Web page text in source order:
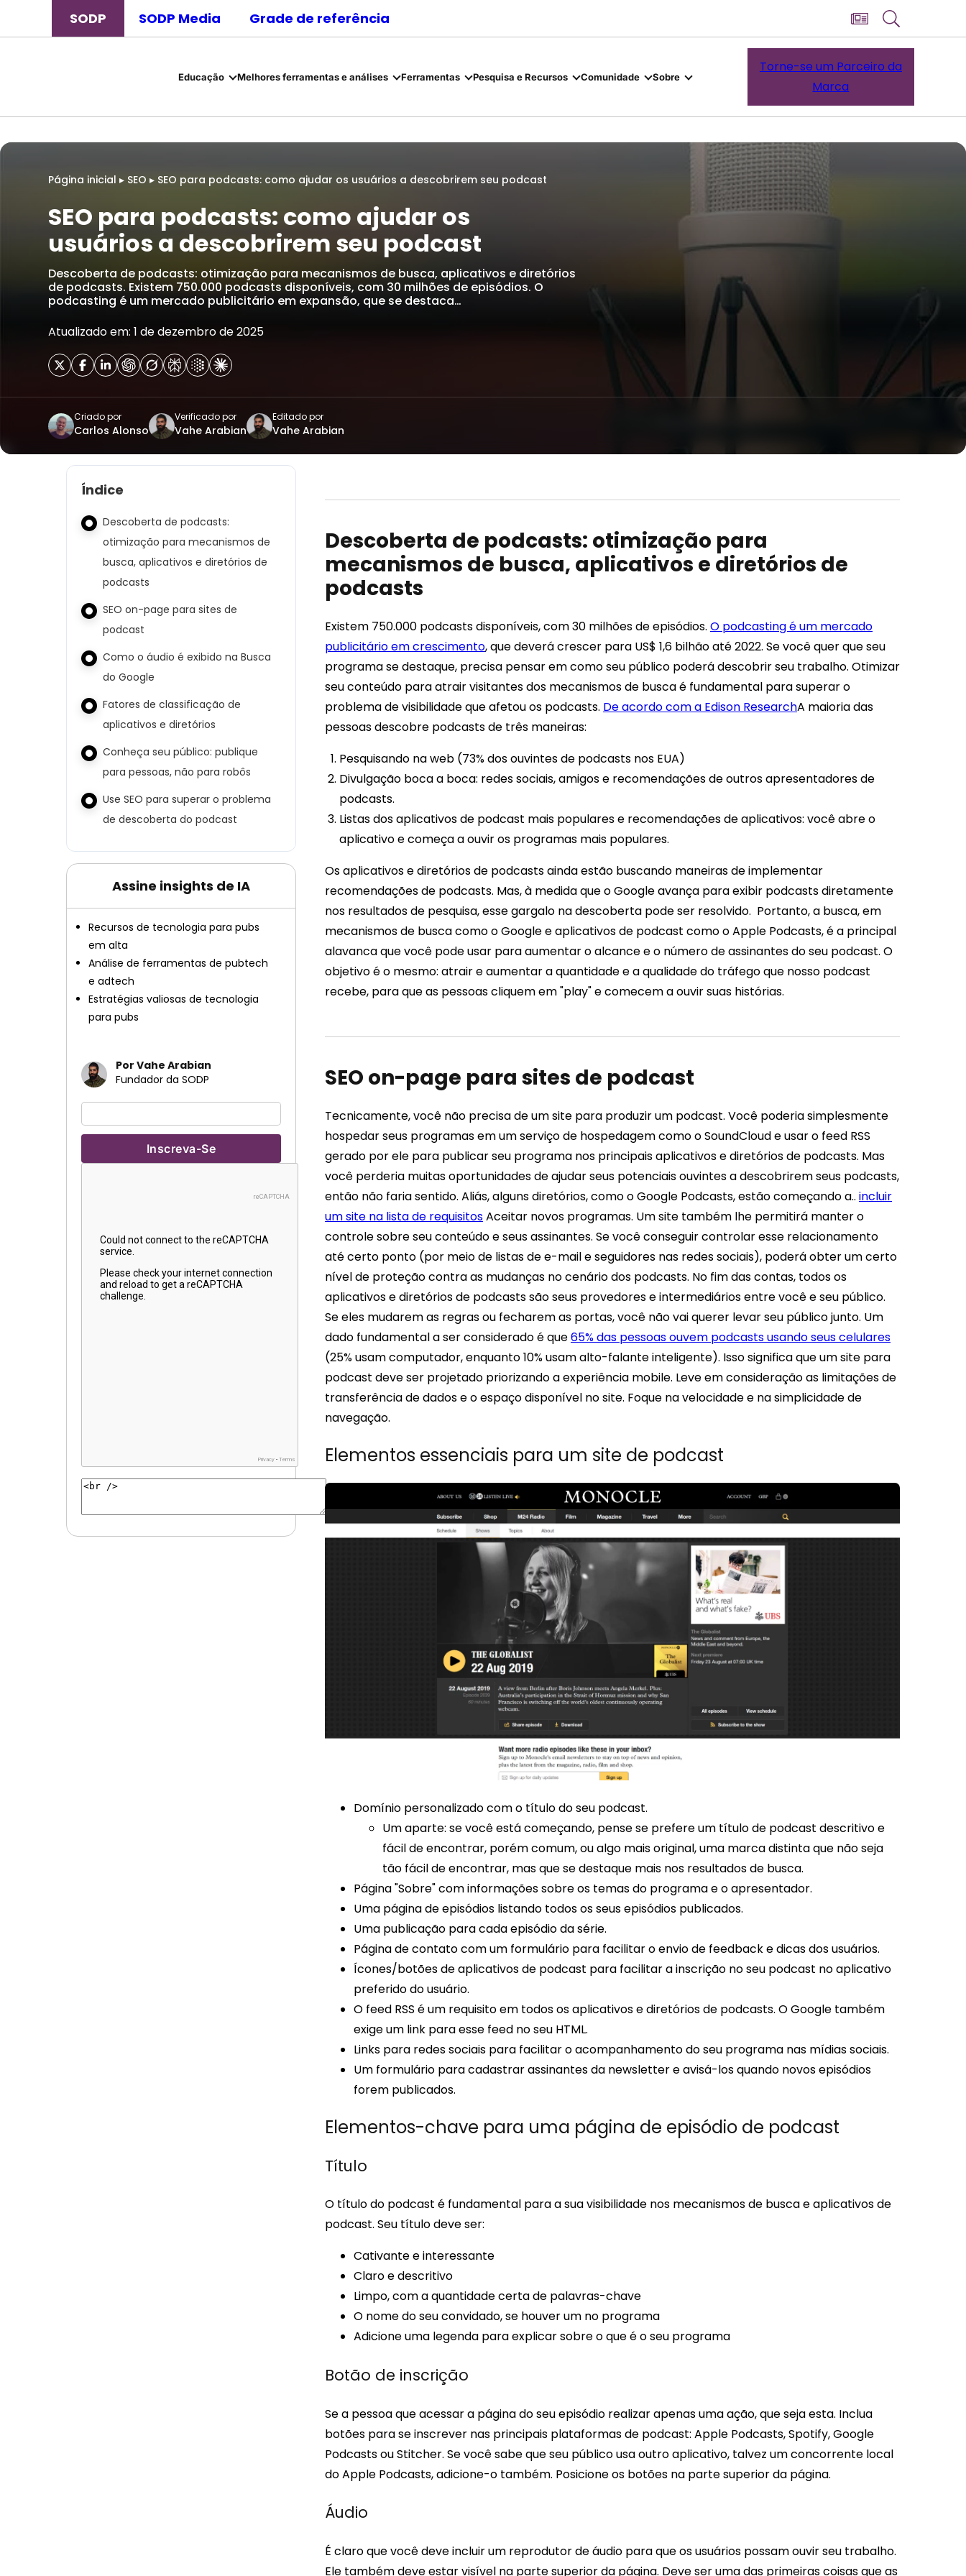
SODP SODP Media Grade de referência
Educação Melhores ferramentas e análises Ferramentas Pesquisa e Recursos Comunidade Sobre
Torne-se um Parceiro da
Marca
Página inicial ▸ SEO ▸ SEO para podcasts: como ajudar os usuários a descobrirem seu podcast
SEO para podcasts: como ajudar os
usuários a descobrirem seu podcast
Descoberta de podcasts: otimização para mecanismos de busca, aplicativos e diretórios
de podcasts. Existem 750.000 podcasts disponíveis, com 30 milhões de episódios. O
podcasting é um mercado publicitário em expansão, que se destaca…
Atualizado em: 1 de dezembro de 2025
Criado por
Carlos Alonso
Verificado por
Vahe Arabian
Editado por
Vahe Arabian
Índice
Descoberta de podcasts:
otimização para mecanismos de
busca, aplicativos e diretórios de
podcasts
SEO on-page para sites de
podcast
Como o áudio é exibido na Busca
do Google
Fatores de classificação de
aplicativos e diretórios
Conheça seu público: publique
para pessoas, não para robôs
Use SEO para superar o problema
de descoberta do podcast
Assine insights de IA
Recursos de tecnologia para pubs
em alta
Análise de ferramentas de pubtech
e adtech
Estratégias valiosas de tecnologia
para pubs
Por Vahe Arabian
Fundador da SODP
Descoberta de podcasts: otimização para
mecanismos de busca, aplicativos e diretórios de
podcasts
Existem 750.000 podcasts disponíveis, com 30 milhões de episódios. O podcasting é um mercado
publicitário em crescimento, que deverá crescer para US$ 1,6 bilhão até 2022. Se você quer que seu
programa se destaque, precisa pensar em como seu público poderá descobrir seu trabalho. Otimizar
seu conteúdo para atrair visitantes dos mecanismos de busca é fundamental para superar o
problema de visibilidade que afetou os podcasts. De acordo com a Edison ResearchA maioria das
pessoas descobre podcasts de três maneiras:
Pesquisando na web (73% dos ouvintes de podcasts nos EUA)
Divulgação boca a boca: redes sociais, amigos e recomendações de outros apresentadores de
podcasts.
Listas dos aplicativos de podcast mais populares e recomendações de aplicativos: você abre o
aplicativo e começa a ouvir os programas mais populares.
Os aplicativos e diretórios de podcasts ainda estão buscando maneiras de implementar
recomendações de podcasts. Mas, à medida que o Google avança para exibir podcasts diretamente
nos resultados de pesquisa, esse gargalo na descoberta pode ser resolvido. Portanto, a busca, em
mecanismos de busca como o Google e aplicativos de podcast como o Apple Podcasts, é a principal
alavanca que você pode usar para aumentar o alcance e o número de assinantes do seu podcast. O
objetivo é o mesmo: atrair e aumentar a quantidade e a qualidade do tráfego que nosso podcast
recebe, para que as pessoas cliquem em "play" e comecem a ouvir suas histórias.
SEO on-page para sites de podcast
Tecnicamente, você não precisa de um site para produzir um podcast. Você poderia simplesmente
hospedar seus programas em um serviço de hospedagem como o SoundCloud e usar o feed RSS
gerado por ele para publicar seu programa nos principais aplicativos e diretórios de podcasts. Mas
você perderia muitas oportunidades de ajudar seus potenciais ouvintes a descobrirem seus podcasts,
então não faria sentido. Aliás, alguns diretórios, como o Google Podcasts, estão começando a.. incluir
um site na lista de requisitosAceitar novos programas. Um site também lhe permitirá manter o
controle sobre seu conteúdo e seus assinantes. Se você conseguir controlar esse relacionamento
até certo ponto (por meio de listas de e-mail e seguidores nas redes sociais), poderá obter um certo
nível de proteção contra as mudanças no cenário dos podcasts. No fim das contas, todos os
aplicativos e diretórios de podcasts são seus provedores e intermediários entre você e seu público.
Se eles mudarem as regras ou fecharem as portas, você não vai querer levar seu público junto. Um
dado fundamental a ser considerado é que65% das pessoas ouvem podcasts usando seus celulares
(25% usam computador, enquanto 10% usam alto-falante inteligente). Isso significa que um site para
podcast deve ser projetado priorizando a experiência mobile. Leve em consideração as limitações de
transferência de dados e o espaço disponível no site. Foque na velocidade e na simplicidade de
navegação.
Elementos essenciais para um site de podcast
Domínio personalizado com o título do seu podcast.
Um aparte: se você está começando, pense se prefere um título de podcast descritivo e
fácil de encontrar, porém comum, ou algo mais original, uma marca distinta que não seja
tão fácil de encontrar, mas que se destaque mais nos resultados de busca.
Página "Sobre" com informações sobre os temas do programa e o apresentador.
Uma página de episódios listando todos os seus episódios publicados.
Uma publicação para cada episódio da série.
Página de contato com um formulário para facilitar o envio de feedback e dicas dos usuários.
Ícones/botões de aplicativos de podcast para facilitar a inscrição no seu podcast no aplicativo
preferido do usuário.
O feed RSS é um requisito em todos os aplicativos e diretórios de podcasts. O Google também
exige um link para esse feed no seu HTML.
Links para redes sociais para facilitar o acompanhamento do seu programa nas mídias sociais.
Um formulário para cadastrar assinantes da newsletter e avisá-los quando novos episódios
forem publicados.
Elementos-chave para uma página de episódio de podcast
Título
O título do podcast é fundamental para a sua visibilidade nos mecanismos de busca e aplicativos de
podcast. Seu título deve ser:
Cativante e interessante
Claro e descritivo
Limpo, com a quantidade certa de palavras-chave
O nome do seu convidado, se houver um no programa
Adicione uma legenda para explicar sobre o que é o seu programa
Botão de inscrição
Se a pessoa que acessar a página do seu episódio realizar apenas uma ação, que seja esta. Inclua
botões para se inscrever nas principais plataformas de podcast: Apple Podcasts, Spotify, Google
Podcasts ou Stitcher. Se você sabe que seu público usa outro aplicativo, talvez um concorrente local
do Apple Podcasts, adicione-o também. Posicione os botões na parte superior da página.
Áudio
É claro que você deve incluir um reprodutor de áudio para que os usuários possam ouvir seu trabalho.
Ele também deve estar visível na parte superior da página. Deve ser uma das primeiras coisas que as